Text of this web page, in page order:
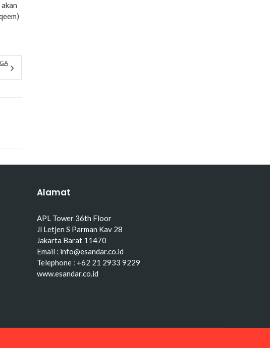
Alamat
APL Tower 36th Floor
Jl Letjen S Parman Kav 28
Jakarta Barat 11470
Email : info@esandar.co.id
Telephone : +62 21 2933 9229
www.esandar.co.id